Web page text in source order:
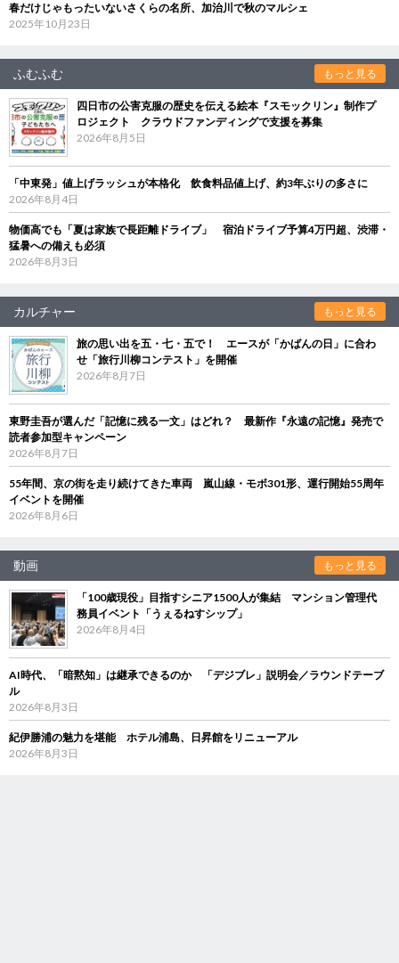
春だけじゃもったいないさくらの名所、加治川で秋のマルシェ
2025年10月23日
ふむふむ もっと見る
四日市の公害克服の歴史を伝える絵本『スモックリン』制作プ
ロジェクト クラウドファンディングで支援を募集
2026年8月5日
「中東発」値上げラッシュが本格化 飲食料品値上げ、約3年ぶりの多さに
2026年8月4日
物価高でも「夏は家族で長距離ドライブ」 宿泊ドライブ予算4万円超、渋滞・
猛暑への備えも必須
2026年8月3日
カルチャー もっと見る
旅の思い出を五・七・五で！ エースが「かばんの日」に合わ
せ「旅行川柳コンテスト」を開催
2026年8月7日
東野圭吾が選んだ「記憶に残る一文」はどれ？ 最新作『永遠の記憶』発売で
読者参加型キャンペーン
2026年8月7日
55年間、京の街を走り続けてきた車両 嵐山線・モボ301形、運行開始55周年
イベントを開催
2026年8月6日
動画 もっと見る
「100歳現役」目指すシニア1500人が集結 マンション管理代
務員イベント「うぇるねすシップ」
2026年8月4日
AI時代、「暗黙知」は継承できるのか 「デジブレ」説明会／ラウンドテーブ
ル
2026年8月3日
紀伊勝浦の魅力を堪能 ホテル浦島、日昇館をリニューアル
2026年8月3日